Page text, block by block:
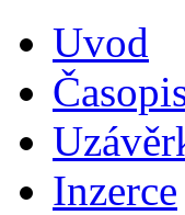
Uvod
Inzerce